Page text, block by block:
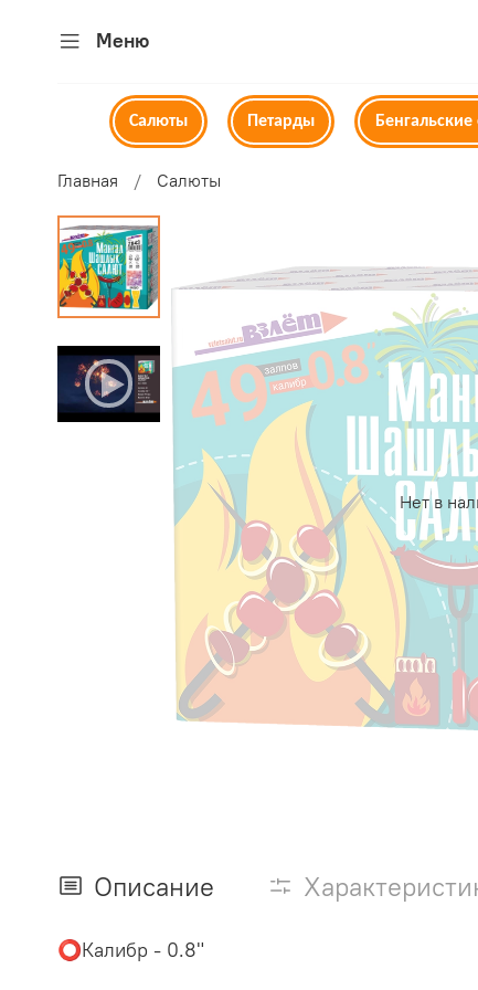
Меню
Салюты Петарды
Главная Салюты
Нет в
Описание
⭕️Калибр - 0.8"